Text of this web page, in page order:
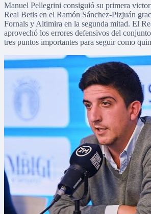
Manuel Pellegrini consiguió su primera
Real Betis en el Ramón Sánchez-Pizjuán
Fornals y Altimira en la segunda mitad. El
aprovechó los errores defensivos del
tres puntos importantes para seguir como